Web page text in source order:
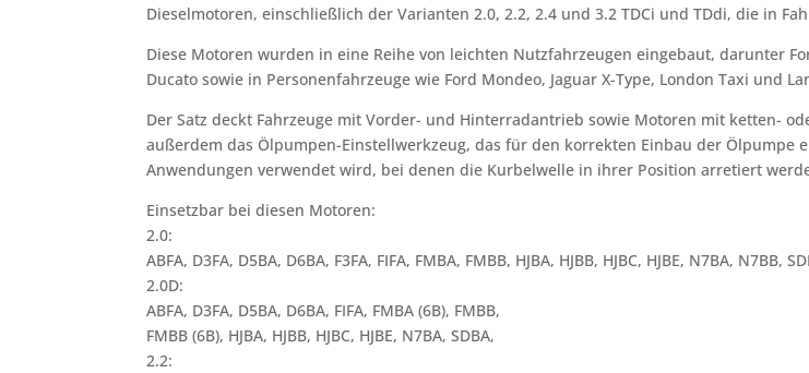
Dieselmotoren, einschließlich der Varianten 2.0, 2.2, 2.4 und 3.2 TDCi und TDdi, die in
Diese Motoren wurden in eine Reihe von leichten Nutzfahrzeugen eingebaut, darunter
Ducato sowie in Personenfahrzeuge wie Ford Mondeo, Jaguar X-Type, London Taxi und
Der Satz deckt Fahrzeuge mit Vorder- und Hinterradantrieb sowie Motoren mit ketten-
außerdem das Ölpumpen-Einstellwerkzeug, das für den korrekten Einbau der
Anwendungen verwendet wird, bei denen die Kurbelwelle in ihrer Position arretiert
Einsetzbar bei diesen Motoren:
2.0:
ABFA, D3FA, D5BA, D6BA, F3FA, FIFA, FMBA, FMBB, HJBA, HJBB, HJBC, HJBE, N7BA, N7BB,
2.0D:
ABFA, D3FA, D5BA, D6BA, FIFA, FMBA (6B), FMBB,
FMBB (6B), HJBA, HJBB, HJBC, HJBE, N7BA, SDBA,
2.2: